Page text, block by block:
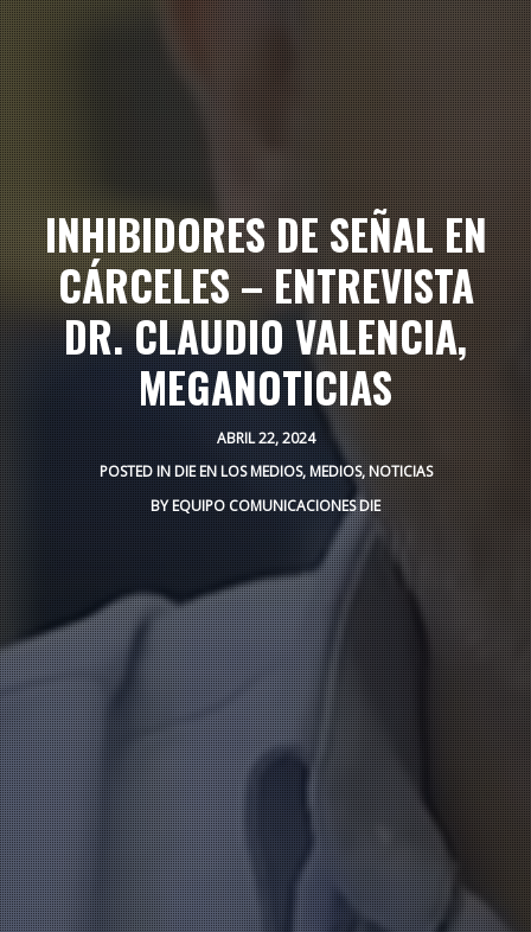
INHIBIDORES DE SEÑAL EN
CÁRCELES – ENTREVISTA
DR. CLAUDIO VALENCIA,
MEGANOTICIAS
ABRIL 22, 2024
POSTED INDIE EN LOS MEDIOS,MEDIOS,NOTICIAS
BYEQUIPO COMUNICACIONES DIE